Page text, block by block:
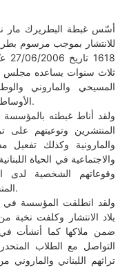
أسّس غبطة البطريرك مار
للانتشار بموجب مرسوم
ثلاث سنوات يساعده مجلس
المسيحي والماروني
الأوساط السياسية والاقتصادية والاجتماعية والمالية.
ولقد أناط غبطته بالمؤسسة
المنتشرين وتوعيتهم على
والمارونية وكذلك تفعيل
والاجتماعية في الحياة
وقوعاتهم الشخصية لدى
المتحدرين منهم على استعادة جنسيتهم اللبنانية.
ولقد انطلقت المؤسسة
بلاد الانتشار وكلفت نخبة
التواصل مع الطلاب
تراثهم اللبناني